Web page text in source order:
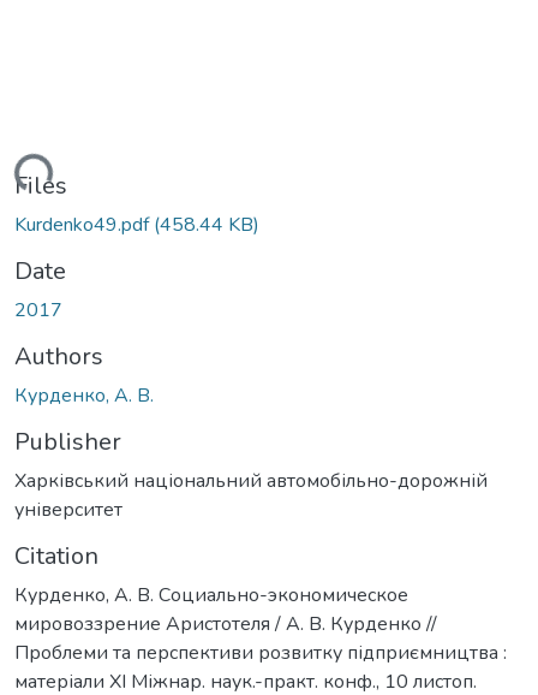
Files
Kurdenko49.pdf(458.44 KB)
Date
2017
Authors
Курденко, А. В.
Publisher
Харківський національний автомобільно-дорожній
університет
Citation
Курденко, А. В. Социально-экономическое
мировоззрение Аристотеля / А. В. Курденко //
Проблеми та перспективи розвитку підприємництва :
матеріали ХІ Міжнар. наук.-практ. конф., 10 листоп.